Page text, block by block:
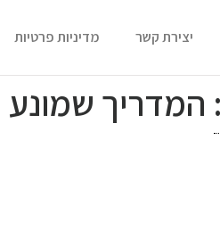
יצירת קשר מדיניות פרטיות
שמונע